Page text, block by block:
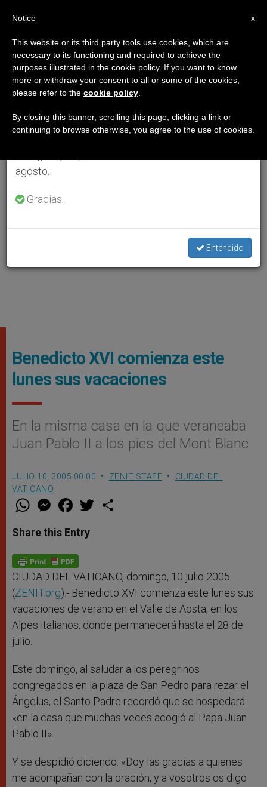
Benedicto XVI comienza este
lunes sus vacaciones
En la misma casa en la que veraneaba
Juan Pablo II a los pies del Mont Blanc
JULIO 10, 2005 00:00 ZENIT STAFF
CIUDAD DEL
VATICANO
W
t
s
p
p
M
e
s
e
g
e
r
F
a
e
b
o
k
w
Share this Entry
CIUDAD DEL VATICANO, domingo, 10 julio 2005
(ZENIT.org).- Benedicto XVI comienza este lunes sus
vacaciones de verano en el Valle de Aosta, en los
Alpes italianos, donde permanecerá hasta el 28 de
julio.
Este domingo, al saludar a los peregrinos
congregados en la plaza de San Pedro para rezar el
Ángelus, el Santo Padre recordó que se hospedará
«en la casa que muchas veces acogió al Papa Juan
Pablo II».
Y se despidió diciendo: «Doy las gracias a quienes
me acompañan con la oración, y a vosotros os digo
×
Aviso importante
Del 27 de julio al 7 de agosto haremos la pausa
anual, aprovechando que en el periodo de verano
se generan menos informaciones y también el
agosto.
Gracias.
Entendido
x
Notice
This website or its third party tools use cookies, which are
necessary to its functioning and required to achieve the
purposes illustrated in the cookie policy. If you want to know
more or withdraw your consent to all or some of the cookies,
please refer to the cookie policy
By closing this banner, scrolling this page, clicking a link or
continuing to browse otherwise, you agree to the use of cookies.